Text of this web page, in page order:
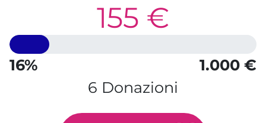
155 €
16%
1.000 €
6 Donazioni